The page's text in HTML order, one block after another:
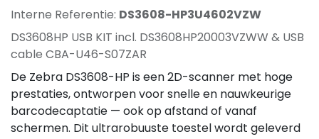
Interne Referentie: DS3608-­HP3U4602VZW
DS3608­HP USB KIT incl. DS3608­HP20003VZWW & USB
cable CBA-U46-S07ZAR
De Zebra DS3608-HP is een 2D-scanner met hoge
prestaties, ontworpen voor snelle en nauwkeurige
barcodecaptatie — ook op afstand of vanaf
schermen. Dit ultrarobuuste toestel wordt geleverd